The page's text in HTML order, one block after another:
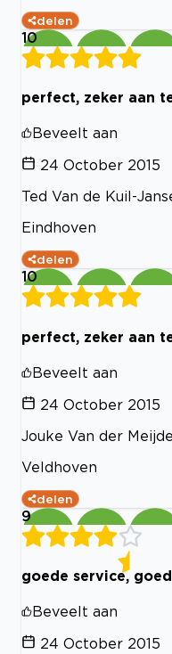
delen
10
perfect, zeker aan
Beveelt aan
24 October 2015
Ted Van de Kuil-
Eindhoven
delen
10
perfect, zeker aan
Beveelt aan
24 October 2015
Jouke Van der
Veldhoven
delen
9
goede service,
Beveelt aan
24 October 2015